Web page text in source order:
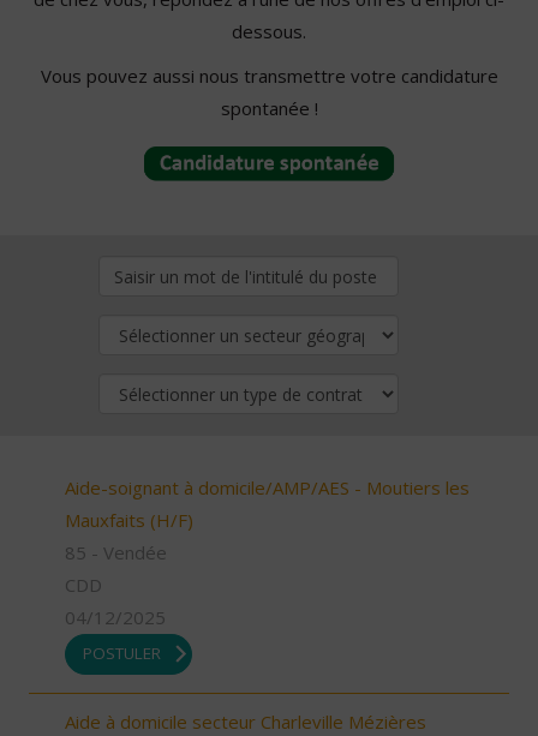
dessous.
Vous pouvez aussi nous transmettre votre candidature
spontanée !
Aide-soignant à domicile/AMP/AES - Moutiers les
Mauxfaits (H/F)
85 - Vendée
CDD
04/12/2025
POSTULER
Aide à domicile secteur Charleville Mézières